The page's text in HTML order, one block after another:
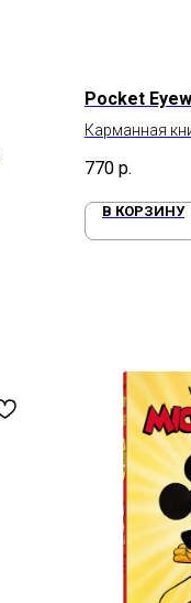
Pocket
Карманная
770 р.
В КОРЗИНУ